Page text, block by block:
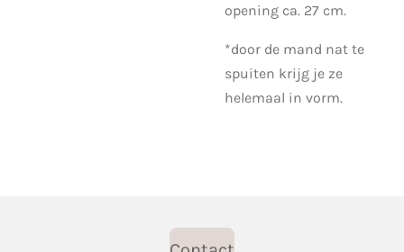
opening ca. 27 cm.
*door de mand nat te
spuiten krijg je ze
helemaal in vorm.